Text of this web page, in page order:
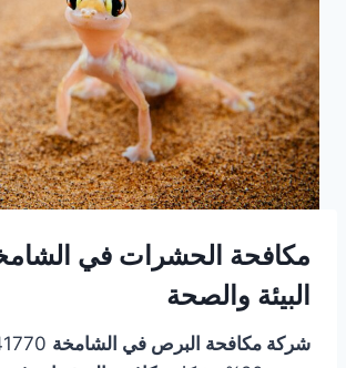
مكافحة الحشرات في
البيئة والصحة
شركة مكافحة البرص في الشامخة